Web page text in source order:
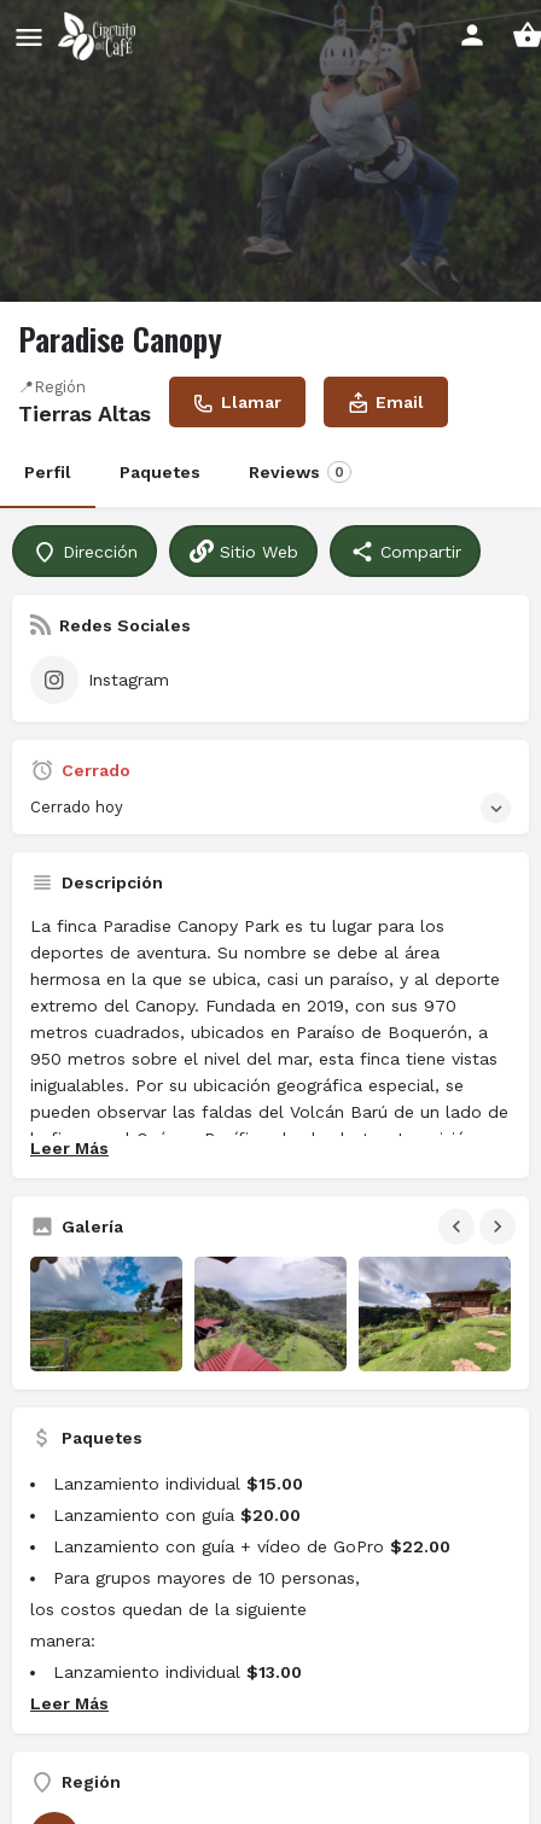
Paradise Canopy
📍Región
Tierras Altas Llamar Email
Perfil Paquetes Reviews 0
Dirección Sitio Web Compartir
Redes Sociales
Instagram
Cerrado
Cerrado hoy
Descripción
La finca Paradise Canopy Park es tu lugar para los
deportes de aventura. Su nombre se debe al área
hermosa en la que se ubica, casi un paraíso, y al deporte
extremo del Canopy. Fundada en 2019, con sus 970
metros cuadrados, ubicados en Paraíso de Boquerón, a
950 metros sobre el nivel del mar, esta finca tiene vistas
inigualables. Por su ubicación geográfica especial, se
pueden observar las faldas del Volcán Barú de un lado de
la finca, y el Océano Pacífico desde el otro. La misión
deporte de aventura sin comprometer el entorno natural.
máxima seguridad con el uso de arneses totalmente
certificados. No te puedes perder su línea de Canopy
Aventura, con 450 metros de longitud y 40 metros de
altura máxima, que asegura una experiencia inigualable.
Leer Más
Galería
Paquetes
Lanzamiento individual $15.00
Lanzamiento con guía $20.00
Lanzamiento con guía + vídeo de GoPro $22.00
Para grupos mayores de 10 personas,
los costos quedan de la siguiente
manera:
Lanzamiento individual $13.00
Lanzamiento con Guía
Duración:1 hora
Leer Más
Región